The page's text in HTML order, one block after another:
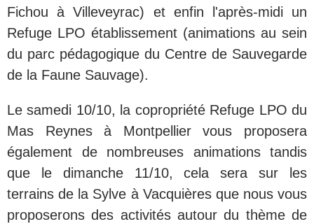
Fichou à Villeveyrac) et enfin l'après-midi un
Refuge LPO établissement (animations au sein
du parc pédagogique du Centre de Sauvegarde
de la Faune Sauvage).
Le samedi 10/10, la copropriété Refuge LPO du
Mas Reynes à Montpellier vous proposera
également de nombreuses animations tandis
que le dimanche 11/10, cela sera sur les
terrains de la Sylve à Vacquières que nous vous
proposerons des activités autour du thème de